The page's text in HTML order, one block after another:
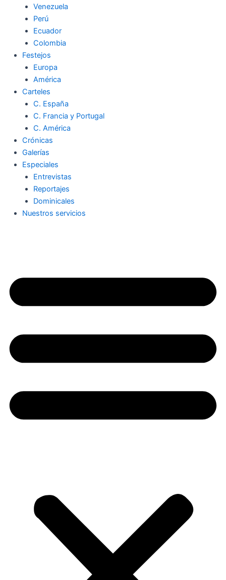
Venezuela
Perú
Ecuador
Colombia
Festejos
Europa
América
Carteles
C. España
C. Francia y Portugal
C. América
Crónicas
Galerías
Especiales
Entrevistas
Reportajes
Dominicales
Nuestros servicios